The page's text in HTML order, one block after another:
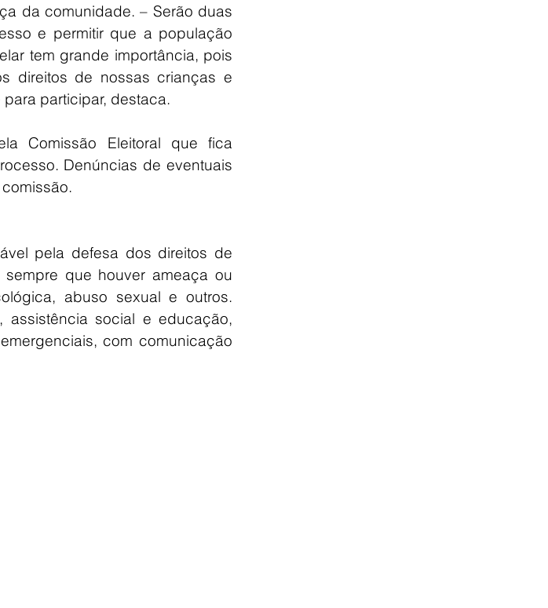
da comunidade. – Serão duas
e permitir que a população
tem grande importância, pois
direitos de nossas crianças e
participar, destaca.
Comissão Eleitoral que fica
Denúncias de eventuais
pela defesa dos direitos de
que houver ameaça ou
abuso sexual e outros.
assistência social e educação,
com comunicação